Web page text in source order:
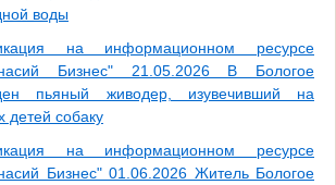
воды
на информационном ресурсе
Бизнес" 21.05.2026 В Бологое
пьяный живодер, изувечивший на
детей собаку
на информационном ресурсе
Бизнес" 01.06.2026 Житель Бологое